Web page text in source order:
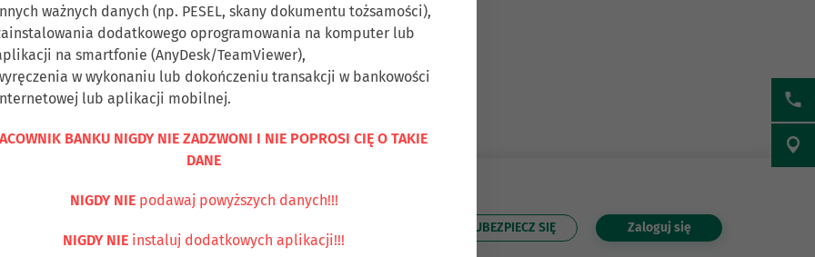
UBEZPIECZ SIĘ Zaloguj się
ważnych danych (np. PESEL, skany dokumentu tożsamości),
dodatkowego oprogramowania na komputer lub
na smartfonie (AnyDesk/TeamViewer),
w wykonaniu lub dokończeniu transakcji w bankowości
lub aplikacji mobilnej.
BANKU NIGDY NIE ZADZWONI I NIE POPROSI CIĘ O TAKIE
DANE
NIGDY NIEpodawaj powyższych danych!!!
NIGDY NIE instaluj dodatkowych aplikacji!!!